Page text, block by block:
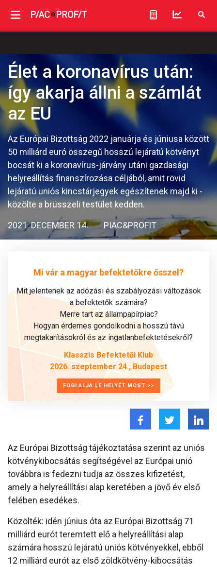
Élet a koronavírus után:
így akarja állni a számlát
az EU
Az Európai Bizottság 2022 januárja és júniusa között
50 milliárd euró összegű hosszú lejáratú kötvényt
bocsát ki a koronavírus-járvány utáni gazdasági
helyreállítás finanszírozása céljából, amit rövid
lejáratú uniós kincstárjegyek egészítenek majd ki -
közölte a brüsszeli testület kedden.
2021. DECEMBER 14. PIAC&PROFIT
Mi vár a magyar befektetőkre ősszel?
Mit jelentenek az adózási és szabályozási változások
a befektetők számára?
Merre tart az állampapírpiac?
Hogyan érdemes gondolkodni a hosszú távú
megtakarításokról és az ingatlanbefektetésekről?
Klasszis Befektetői Klub
2026. szeptember 24., Budapest
FOGLALJA LE HELYÉT MOST >>
Az Európai Bizottság tájékoztatása szerint az uniós
kötvénykibocsátás segítségével az Európai unió
továbbra is fedezni tudja az összes kifizetést,
amely a helyreállítási alap keretében a jövő év első
felében esedékes.
Közölték: idén június óta az Európai Bizottság 71
milliárd eurót teremtett elő a helyreállítási alap
számára hosszú lejáratú uniós kötvényekkel, ebből
12 milliárd eurót az első zöldkötvény-kibocsátás